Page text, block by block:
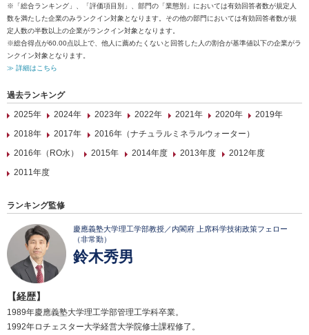
※「総合ランキング」、「評価項目別」、部門の「業態別」においては有効回答者数が規定人
数を満たした企業のみランクイン対象となります。その他の部門においては有効回答者数が規
定人数の半数以上の企業がランクイン対象となります。
※総合得点が60.00点以上で、他人に薦めたくないと回答した人の割合が基準値以下の企業がラ
ンクイン対象となります。
≫ 詳細はこちら
過去ランキング
2025年
2024年 2023年 2022年 2021年 2020年
2019年
2018年
2017年
2016年（ナチュラルミネラルウォーター）
2016年（RO水）
2015年 2014年度 2013年度
2012年度
2011年度
ランキング監修
慶應義塾大学理工学部教授／内閣府 上席科学技術政策フェロー
（非常勤）
鈴木秀男
【経歴】
1989年慶應義塾大学理工学部管理工学科卒業。
1992年ロチェスター大学経営大学院修士課程修了。